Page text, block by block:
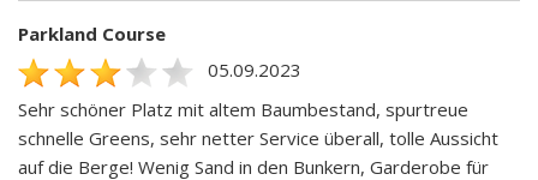
Parkland Course
05.09.2023
Sehr schöner Platz mit altem Baumbestand, spurtreue
schnelle Greens, sehr netter Service überall, tolle Aussicht
auf die Berge! Wenig Sand in den Bunkern, Garderobe für